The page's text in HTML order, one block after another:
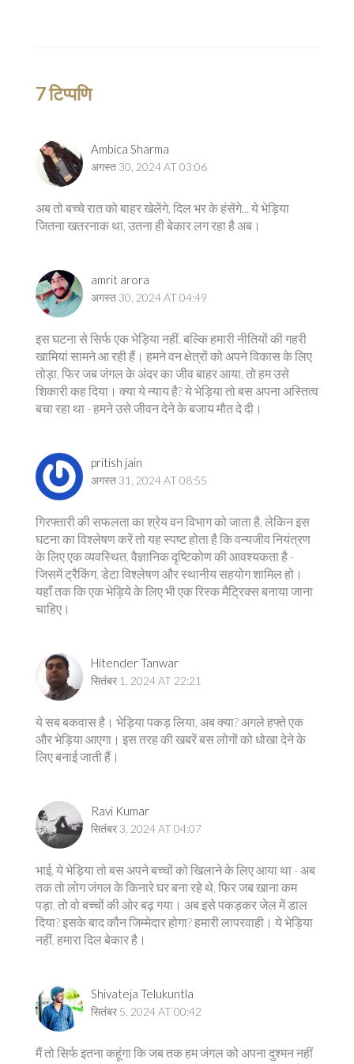
7 टिप्पणि
Ambica Sharma
अगस्त 30, 2024 AT 03:06
अब तो बच्चे रात को बाहर खेलेंगे, दिल भर के हंसेंगे... ये भेड़िया
जितना खतरनाक था, उतना ही बेकार लग रहा है अब।
amrit arora
अगस्त 30, 2024 AT 04:49
इस घटना से सिर्फ एक भेड़िया नहीं, बल्कि हमारी नीतियों की गहरी
खामियां सामने आ रही हैं। हमने वन क्षेत्रों को अपने विकास के लिए
तोड़ा, फिर जब जंगल के अंदर का जीव बाहर आया, तो हम उसे
शिकारी कह दिया। क्या ये न्याय है? ये भेड़िया तो बस अपना अस्तित्व
बचा रहा था - हमने उसे जीवन देने के बजाय मौत दे दी।
pritish jain
अगस्त 31, 2024 AT 08:55
गिरफ्तारी की सफलता का श्रेय वन विभाग को जाता है, लेकिन इस
घटना का विश्लेषण करें तो यह स्पष्ट होता है कि वन्यजीव नियंत्रण
के लिए एक व्यवस्थित, वैज्ञानिक दृष्टिकोण की आवश्यकता है -
जिसमें ट्रैकिंग, डेटा विश्लेषण और स्थानीय सहयोग शामिल हो।
यहाँ तक कि एक भेड़िये के लिए भी एक रिस्क मैट्रिक्स बनाया जाना
चाहिए।
Hitender Tanwar
सितंबर 1, 2024 AT 22:21
ये सब बकवास है। भेड़िया पकड़ लिया, अब क्या? अगले हफ्ते एक
और भेड़िया आएगा। इस तरह की खबरें बस लोगों को धोखा देने के
लिए बनाई जाती हैं।
Ravi Kumar
सितंबर 3, 2024 AT 04:07
भाई, ये भेड़िया तो बस अपने बच्चों को खिलाने के लिए आया था - अब
तक तो लोग जंगल के किनारे घर बना रहे थे, फिर जब खाना कम
पड़ा, तो वो बच्चों की ओर बढ़ गया। अब इसे पकड़कर जेल में डाल
दिया? इसके बाद कौन जिम्मेदार होगा? हमारी लापरवाही। ये भेड़िया
नहीं, हमारा दिल बेकार है।
Shivateja Telukuntla
सितंबर 5, 2024 AT 00:42
मैं तो सिर्फ इतना कहूंगा कि जब तक हम जंगल को अपना दुश्मन नहीं